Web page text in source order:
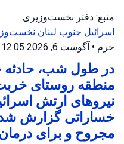
منبع: دفتر نخست‌وزیری
اسرائیل جنوب لبنان
جرم • آگوست 6, 2026 at 12:05 ب.ظ
در طول شب، حادثه
منطقه روستای
نیروهای ارتش
خساراتی گزارش
مجروح و برای